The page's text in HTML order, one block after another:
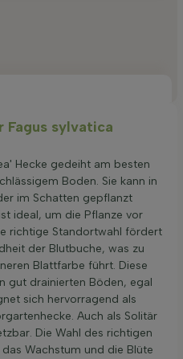
Fagus sylvatica
Hecke gedeiht am besten
Boden. Sie kann in
im Schatten gepflanzt
ideal, um die Pflanze vor
richtige Standortwahl fördert
der Blutbuche, was zu
Blattfarbe führt. Diese
gut drainierten Böden, egal
sich hervorragend als
Auch als Solitär
Die Wahl des richtigen
Wachstum und die Blüte